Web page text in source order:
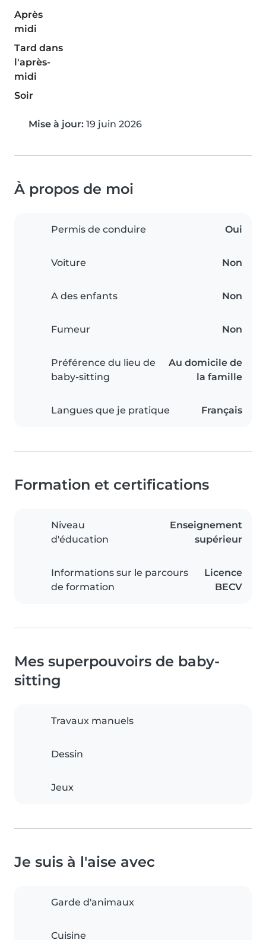
Après
midi
Tard dans
l'après-
midi
Soir
Mise à jour: 19 juin 2026
À propos de moi
Permis de conduire Oui
Voiture Non
A des enfants Non
Fumeur Non
Préférence du lieu de
baby-sitting
Au domicile de
la famille
Langues que je pratique Français
Formation et certifications
Niveau
d'éducation
Enseignement
supérieur
Informations sur le parcours
de formation
Licence
BECV
Mes superpouvoirs de baby-
sitting
Travaux manuels
Dessin
Jeux
Je suis à l'aise avec
Garde d'animaux
Cuisine